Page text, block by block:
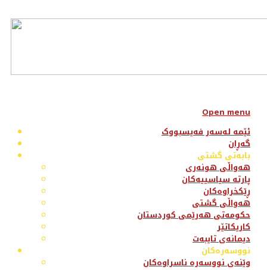
Open menu
ئێمە لەسەر فەیسبووک
گەڕان
بابەتی گشتی
هەواڵی هونەری
پارتە سیاسییەکان
ڕێکخراوەکان
هەواڵی گشتی
حکومەتی هەرێمی کوردستان
کاریکاتێر
دیمانەی تایبەت
نووسەرەکان
وێنەی نووسەرە ناسراوەکان